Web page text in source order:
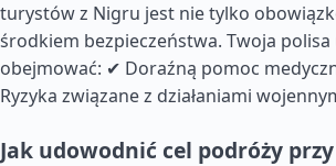
turystów z Nigru jest nie tylko
środkiem bezpieczeństwa. Twoja
obejmować: ✔ Doraźną pomoc
Ryzyka związane z działaniami
Jak udowodnić cel podróży